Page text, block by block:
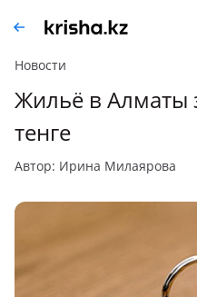
Новости
Жильё в Алматы
тенге
автор: Ирина Милаярова